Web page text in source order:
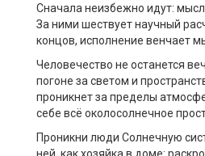
Сначала неизбежно идут:
За ними шествует научный
концов, исполнение венчает
Человечество не останется
погоне за светом и
проникнет за пределы
себе всё околосолнечное
Проникни люди Солнечную